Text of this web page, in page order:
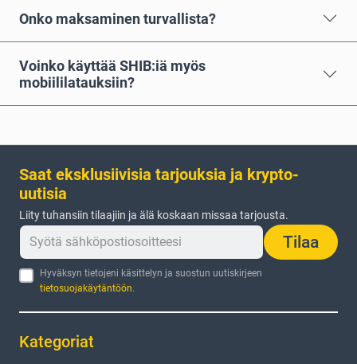
Onko maksaminen turvallista?
Voinko käyttää SHIB:iä myös
mobiililatauksiin?
Saat eksklusiivisia tarjouksia ja krypto-
uutisia
Liity tuhansiin tilaajiin ja älä koskaan missaa tarjousta.
Tilaa
Hyväksyn tietojeni käsittelyn ja suostun uutiskirjeen
tietosuojakäytäntöön.
Kategoriat